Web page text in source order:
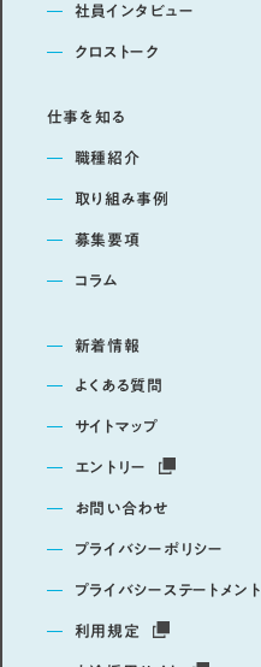
社員インタビュー
クロストーク
仕事を知る
職種紹介
取り組み事例
募集要項
コラム
新着情報
よくある質問
サイトマップ
エントリー
お問い合わせ
プライバシーポリシー
プライバシーステートメント
利用規定